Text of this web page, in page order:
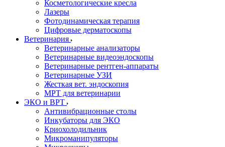
Косметологические кресла
Лазеры
Фотодинамическая терапия
Цифровые дерматоскопы
Ветеринария
Ветеринарные анализаторы
Ветеринарные видеоэндоскопы
Ветеринарные рентген-аппараты
Ветеринарные УЗИ
Жесткая вет. эндоскопия
МРТ для ветеринарии
ЭКО и ВРТ
Антивибрационные столы
Инкубаторы для ЭКО
Криохолодильник
Микроманипуляторы